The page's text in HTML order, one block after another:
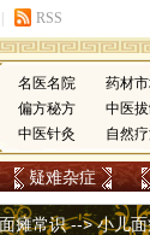
名医名院 药材
偏方秘方
中医
中医针灸
自然
疑难杂症
面瘫常识--> 小儿面